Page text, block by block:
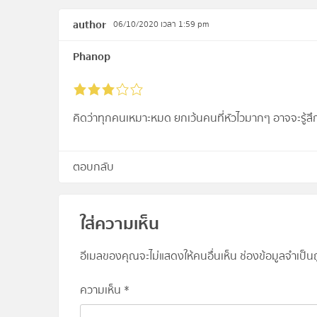
author 06/10/2020 เวลา 1:59 pm
Phanop
คิดว่าทุกคนเหมาะหมด ยกเว้นคนที่หัวไวมากๆ อาจจะรู้สึ
ตอบกลับ
ใส่ความเห็น
อีเมลของคุณจะไม่แสดงให้คนอื่นเห็น ช่องข้อมูลจำเป็
ความเห็น *